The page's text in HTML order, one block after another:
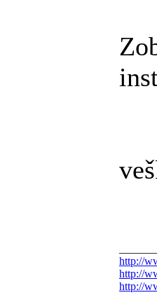
http://
http://
http://